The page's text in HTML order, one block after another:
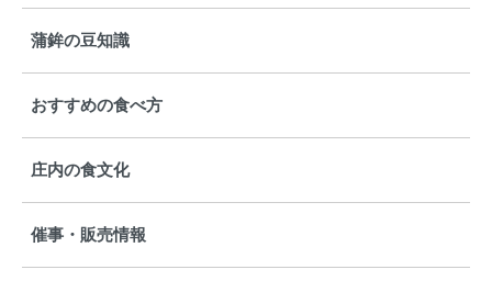
蒲鉾の豆知識
おすすめの食べ方
庄内の食文化
催事・販売情報